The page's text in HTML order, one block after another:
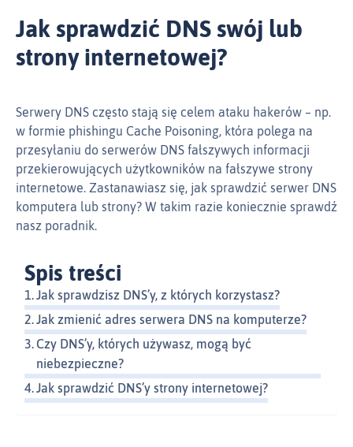
Jak sprawdzić DNS swój lub
strony internetowej?
Serwery DNS często stają się celem ataku hakerów – np.
w formie phishingu Cache Poisoning, która polega na
przesyłaniu do serwerów DNS fałszywych informacji
przekierowujących użytkowników na fałszywe strony
internetowe. Zastanawiasz się, jak sprawdzić serwer DNS
komputera lub strony? W takim razie koniecznie sprawdź
nasz poradnik.
Spis treści
Jak sprawdzisz DNS’y, z których korzystasz?
Jak zmienić adres serwera DNS na komputerze?
Czy DNS’y, których używasz, mogą być
niebezpieczne?
Jak sprawdzić DNS’y strony internetowej?